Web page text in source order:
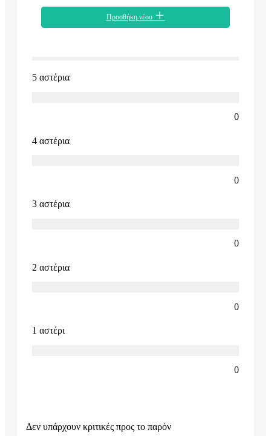
Προσθήκη νέου
5 αστέρια
0
4 αστέρια
0
3 αστέρια
0
2 αστέρια
0
1 αστέρι
0
Δεν υπάρχουν κριτικές προς το παρόν